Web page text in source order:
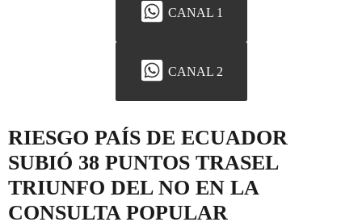
CANAL 1
CANAL 2
RIESGO PAÍS DE ECUADOR
SUBIÓ 38 PUNTOS TRASEL
TRIUNFO DEL NO EN LA
CONSULTA POPULAR